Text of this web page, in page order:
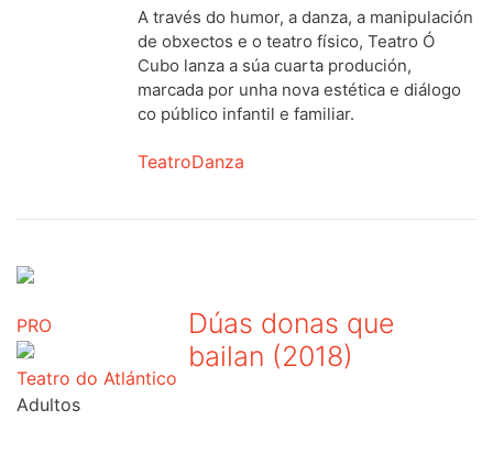
A través do humor, a danza, a manipulación
de obxectos e o teatro físico, Teatro Ó
Cubo lanza a súa cuarta produción,
marcada por unha nova estética e diálogo
co público infantil e familiar.
TeatroDanza
PRO
Teatro do Atlántico
Adultos
Dúas donas que
bailan (2018)